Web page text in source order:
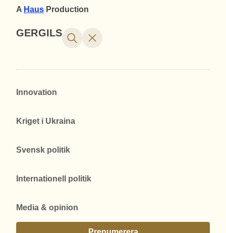
A Haus Production
GERGILS
Innovation
Kriget i Ukraina
Svensk politik
Internationell politik
Media & opinion